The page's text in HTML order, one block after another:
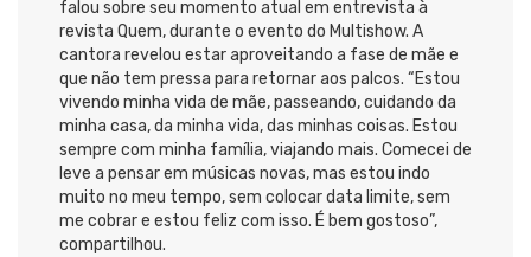
falou sobre seu momento atual em entrevista à
revista Quem, durante o evento do Multishow. A
cantora revelou estar aproveitando a fase de mãe e
que não tem pressa para retornar aos palcos. “Estou
vivendo minha vida de mãe, passeando, cuidando da
minha casa, da minha vida, das minhas coisas. Estou
sempre com minha família, viajando mais. Comecei de
leve a pensar em músicas novas, mas estou indo
muito no meu tempo, sem colocar data limite, sem
me cobrar e estou feliz com isso. É bem gostoso”,
compartilhou.